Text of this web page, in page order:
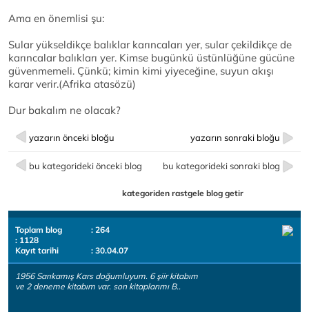
Ama en önemlisi şu:
Sular yükseldikçe balıklar karıncaları yer, sular çekildikçe de
karıncalar balıkları yer. Kimse bugünkü üstünlüğüne gücüne
güvenmemeli. Çünkü; kimin kimi yiyeceğine, suyun akışı
karar verir.(Afrika atasözü)
Dur bakalım ne olacak?
yazarın önceki bloğu yazarın sonraki bloğu
bu kategorideki önceki blog bu kategorideki sonraki blog
kategoriden rastgele blog getir
Toplam blog
: 264
: 1128
Kayıt tarihi
: 30.04.07
1956 Sarıkamış Kars doğumluyum. 6 şiir kitabım
ve 2 deneme kitabım var. son kitaplarımı B..